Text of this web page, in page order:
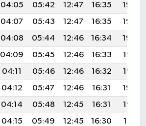
04:05 05:42 12:47 16:35
19:42
04:07 05:43 12:47 16:35
19:40
04:08 05:44 12:46 16:34
19:39
04:09 05:45 12:46 16:33
19:37
04:11 05:46 12:46 16:32
19:36
04:12 05:47 12:46 16:31
19:34
04:14 05:48 12:45 16:31
19:32
04:15 05:49 12:45 16:30 19:31